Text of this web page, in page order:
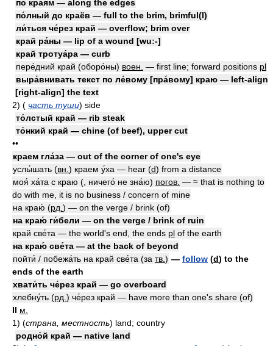
по края́м — along the edges
по́лный до краёв — full to the brim, brimful(l)
ли́ться че́рез край — overflow; brim over
край ра́ны — lip of a wound [wuː-]
край тротуа́ра — curb
пере́дний край (оборо́ны) воен. — first line; forward positions pl
выра́внивать текст по ле́вому [пра́вому] краю — left-align
[right-align] the text
2) ( часть туши) side
то́лстый край — rib steak
то́нкий край — chine (of beef), upper cut
••
краем гла́за — out of the corner of one's eye
услы́шать (вн. ) краем у́ха — hear (d) from a distance
моя́ ха́та с краю (, ничего́ не зна́ю) погов. — ≈ that is nothing to
do with me, it is no business / concern of mine
на краю́ (рд. ) — on the verge / brink (of)
на краю́ ги́бели — on the verge / brink of ruin
край све́та — the world's end, the ends pl of the earth
на краю́ све́та — at the back of beyond
пойти́ / побежа́ть на край све́та (за тв. ) — follow (d) to the
ends of the earth
хвати́ть че́рез край — go overboard
хлебну́ть (рд. ) че́рез край — have more than one's share (of)
II м.
1) (страна, местность) land; country
родно́й край — native land